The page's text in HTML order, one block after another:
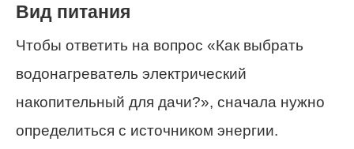
Вид питания
Чтобы ответить на вопрос «Как выбрать
водонагреватель электрический
накопительный для дачи?», сначала нужно
определиться с источником энергии.